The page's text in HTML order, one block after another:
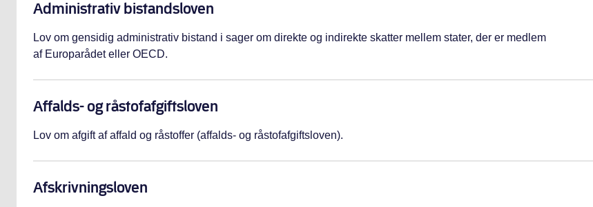
Administrativ bistandsloven
Lov om gensidig administrativ bistand i sager om direkte og indirekte skatter mellem stater, der er medlem
af Europarådet eller OECD.
Affalds- og råstofafgiftsloven
Lov om afgift af affald og råstoffer (affalds- og råstofafgiftsloven).
Afskrivningsloven